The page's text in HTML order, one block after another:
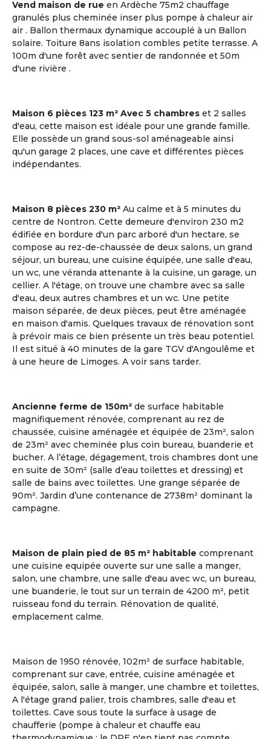
Vend maison de rue en Ardèche 75m2 chauffage
granulés plus cheminée inser plus pompe à chaleur air
air . Ballon thermaux dynamique accouplé à un Ballon
solaire. Toiture 8ans isolation combles petite terrasse. A
100m d'une forêt avec sentier de randonnée et 50m
d'une rivière .
Maison 6 pièces 123 m² Avec 5 chambres et 2 salles
d'eau, cette maison est idéale pour une grande famille.
Elle possède un grand sous-sol aménageable ainsi
qu'un garage 2 places, une cave et différentes pièces
indépendantes.
Maison 8 pièces 230 m² Au calme et à 5 minutes du
centre de Nontron. Cette demeure d'environ 230 m2
édifiée en bordure d'un parc arboré d'un hectare, se
compose au rez-de-chaussée de deux salons, un grand
séjour, un bureau, une cuisine équipée, une salle d'eau,
un wc, une véranda attenante à la cuisine, un garage, un
cellier. A l'étage, on trouve une chambre avec sa salle
d'eau, deux autres chambres et un wc. Une petite
maison séparée, de deux pièces, peut être aménagée
en maison d'amis. Quelques travaux de rénovation sont
à prévoir mais ce bien présente un très beau potentiel.
Il est situé à 40 minutes de la gare TGV d'Angoulême et
à une heure de Limoges. A voir sans tarder.
Ancienne ferme de 150m² de surface habitable
magnifiquement rénovée, comprenant au rez de
chaussée, cuisine aménagée et équipée de 23m², salon
de 23m² avec cheminée plus coin bureau, buanderie et
bucher. A l’étage, dégagement, trois chambres dont une
en suite de 30m² (salle d’eau toilettes et dressing) et
salle de bains avec toilettes. Une grange séparée de
90m². Jardin d’une contenance de 2738m² dominant la
campagne.
Maison de plain pied de 85 m² habitable comprenant
une cuisine equipée ouverte sur une salle a manger,
salon, une chambre, une salle d'eau avec wc, un bureau,
une buanderie, le tout sur un terrain de 4200 m², petit
ruisseau fond du terrain. Rénovation de qualité,
emplacement calme.
Maison de 1950 rénovée, 102m² de surface habitable,
comprenant sur cave, entrée, cuisine aménagée et
équipée, salon, salle à manger, une chambre et toilettes,
A l'étage grand palier, trois chambres, salle d'eau et
toilettes. Cave sous toute la surface à usage de
chaufferie (pompe à chaleur et chauffe eau
20 4 co-acheteurs souhaitent venir visiter
Plazac
Budget par coacheteur : 86,646 €
Plazac, Dordogne, Nouvelle-
Aquitaine
M'inscrire et créer mon profil
Communauté Lgbt Seniors
Les deux tiers des personnes âgées LGBT vivent
seuls ; il existe très peu de structure d'accueil
adaptée pour cette communauté.
Voir les annonces
Gestionnaire
ou Propriétaire d'une Maison
La Maison Partagée , nouveau modèle de